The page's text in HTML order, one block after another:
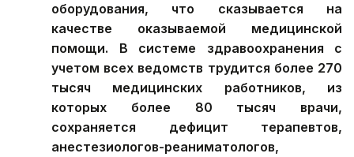
оборудования, что сказывается на
качестве оказываемой медицинской
помощи. В системе здравоохранения с
учетом всех ведомств трудится более 270
тысяч медицинских работников, из
которых более 80 тысяч врачи,
сохраняется дефицит терапевтов,
анестезиологов-реаниматологов,